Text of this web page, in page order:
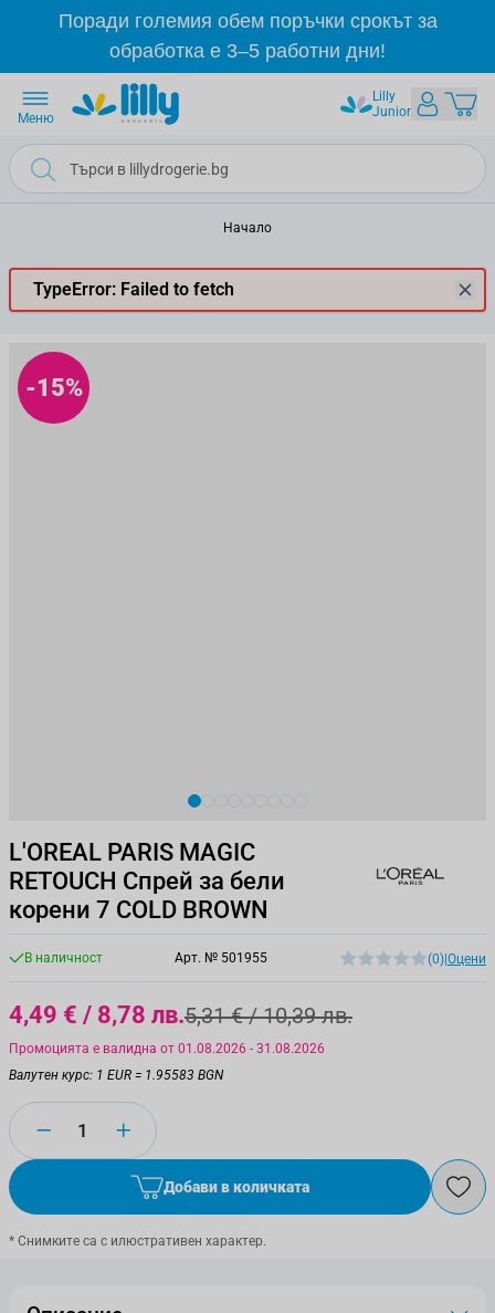
Прескачане към съдържанието
Поради големия обем поръчки срокът за
обработка е 3–5 работни дни!
Lilly
Junior
Меню
Начало
TypeError: Failed to fetch
-15%
View larger image
View larger image
View larger image
View larger image
View larger image
View larger image
View larger image
View larger image
View larger image
L'OREAL PARIS MAGIC
RETOUCH Спрей за бели
корени 7 COLD BROWN
В наличност Арт. № 501955 (0) Оцени
4,49 € / 8,78 лв.5,31 € / 10,39 лв.
Промоцията е валидна от 01.08.2026 - 31.08.2026
Валутен курс: 1 EUR = 1.95583 BGN
Количество
Добави в количката
* Снимките са с илюстративен характер.